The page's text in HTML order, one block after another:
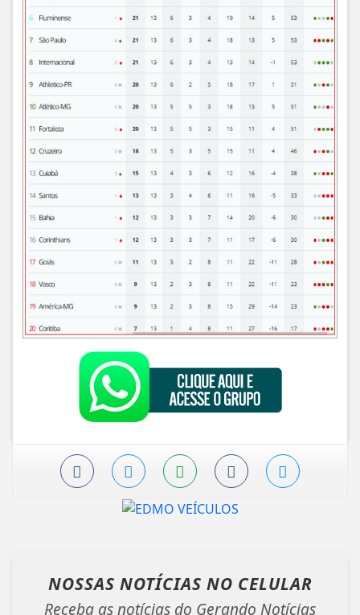
NOSSAS NOTÍCIAS NO CELULAR
Receba as notícias do Gerando Notícias